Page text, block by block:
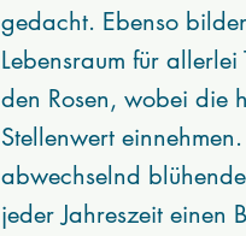
gedacht. Ebenso
Lebensraum für
den Rosen, wobei die
Stellenwert
abwechselnd
jeder Jahreszeit einen